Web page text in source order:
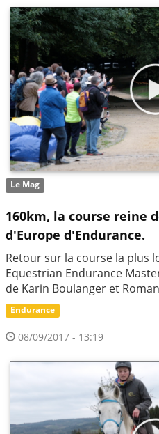
Le Mag
160km, la course reine
d'Europe d'Endurance.
Retour sur la course la plus
Equestrian Endurance
de Karin Boulanger​ et
Endurance
08/09/2017 - 13:19